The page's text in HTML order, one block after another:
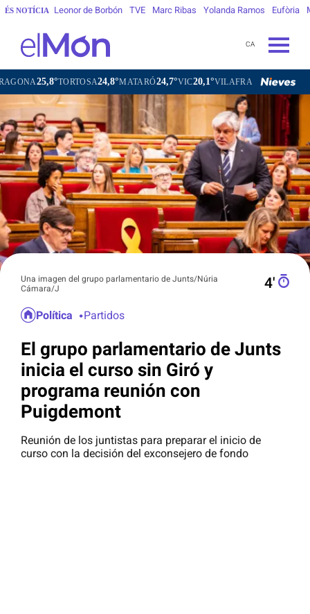
ÉS NOTÍCIA Leonor de Borbón TVE Marc Ribas Yolanda Ramos Eufòria
CA
TORTOSA24,8°MATARÓ24,7°VIC20,1°VILAFRANCA DEL PENEDÈS
Una imagen del grupo parlamentario de Junts/Núria
Cámara/J
4′
Política Partidos
El grupo parlamentario de Junts
inicia el curso sin Giró y
programa reunión con
Puigdemont
Reunión de los juntistas para preparar el inicio de
curso con la decisión del exconsejero de fondo